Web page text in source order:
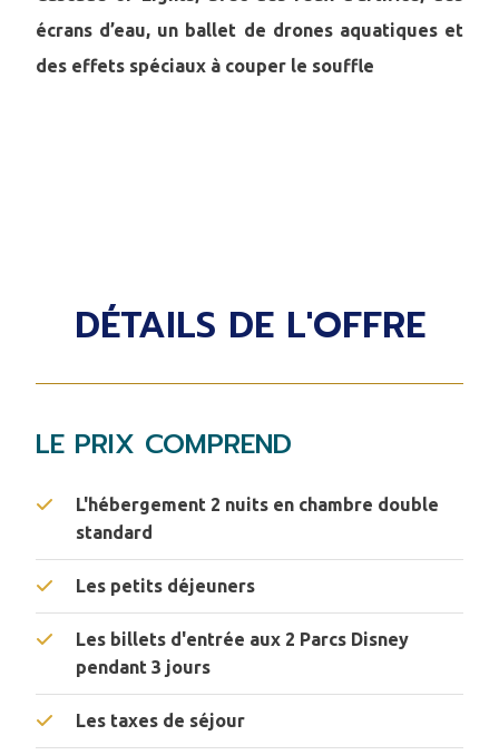
écrans d’eau, un ballet de drones aquatiques et
des effets spéciaux à couper le souffle
DÉTAILS DE L'OFFRE
LE PRIX COMPREND
L'hébergement 2 nuits en chambre double
standard
Les petits déjeuners
Les billets d'entrée aux 2 Parcs Disney
pendant 3 jours
Les taxes de séjour